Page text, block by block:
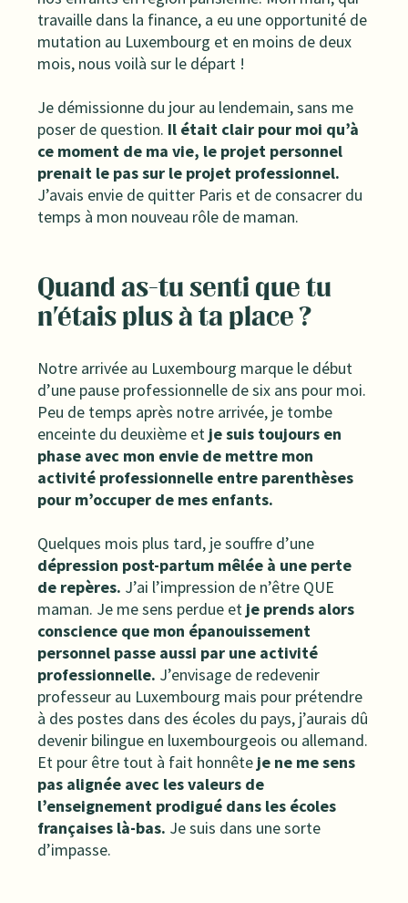
travaille dans la finance, a eu une opportunité de
mutation au Luxembourg et en moins de deux
mois, nous voilà sur le départ !
Je démissionne du jour au lendemain, sans me
poser de question. Il était clair pour moi qu’à
ce moment de ma vie, le projet personnel
prenait le pas sur le projet professionnel.
J’avais envie de quitter Paris et de consacrer du
temps à mon nouveau rôle de maman.
Quand as-tu senti que tu
n'étais plus à ta place ?
Notre arrivée au Luxembourg marque le début
d’une pause professionnelle de six ans pour moi.
Peu de temps après notre arrivée, je tombe
enceinte du deuxième et je suis toujours en
phase avec mon envie de mettre mon
activité professionnelle entre parenthèses
pour m’occuper de mes enfants.
Quelques mois plus tard, je souffre d’une
dépression post-partum mêlée à une perte
de repères. J’ai l’impression de n’être QUE
maman. Je me sens perdue et je prends alors
conscience que mon épanouissement
personnel passe aussi par une activité
professionnelle. J’envisage de redevenir
professeur au Luxembourg mais pour prétendre
à des postes dans des écoles du pays, j’aurais dû
devenir bilingue en luxembourgeois ou allemand.
Et pour être tout à fait honnête je ne me sens
pas alignée avec les valeurs de
l’enseignement prodigué dans les écoles
françaises là-bas. Je suis dans une sorte
d’impasse.